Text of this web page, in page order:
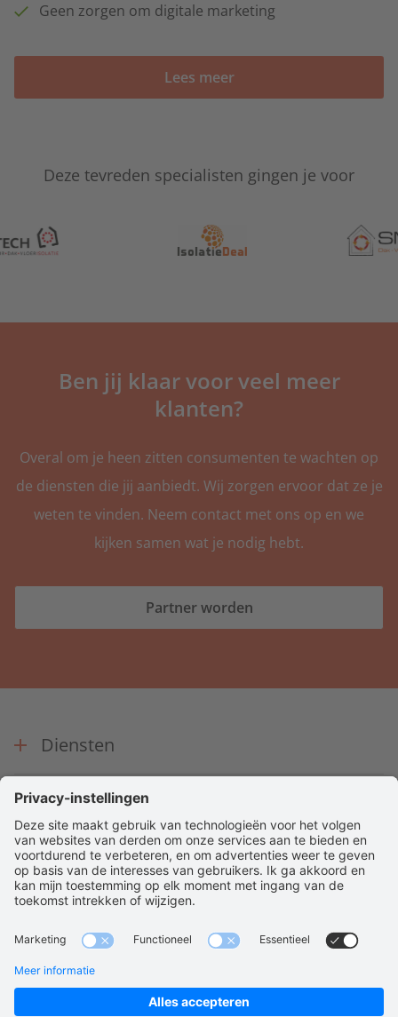
Geen zorgen om digitale marketing
Lees meer
Deze tevreden specialisten gingen je voor
Ben jij klaar voor veel meer
klanten?
Overal om je heen zitten consumenten te wachten op
de diensten die jij aanbiedt. Wij zorgen ervoor dat ze je
weten te vinden. Neem contact met ons op en we
kijken samen wat je nodig hebt.
Partner worden
Diensten
Over ons
Contact
Algemene voorwaarden